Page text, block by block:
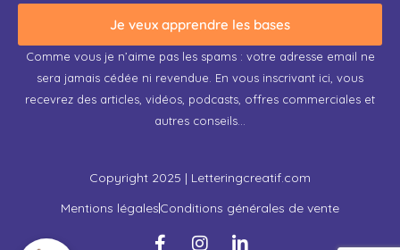
Je veux apprendre les bases
Comme vous je n’aime pas les spams : votre adresse email ne
sera jamais cédée ni revendue. En vous inscrivant ici, vous
recevrez des articles, vidéos, podcasts, offres commerciales et
autres conseils…
Copyright 2025 | Letteringcreatif.com
Mentions légalesConditions générales de vente